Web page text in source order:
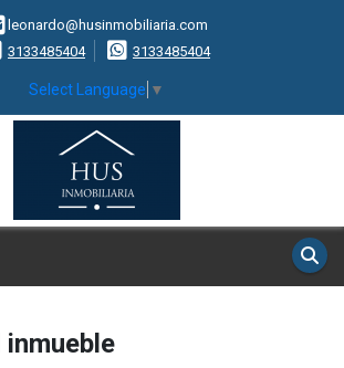
leonardo@husinmobiliaria.com
3133485404
3133485404
Select Language ▼